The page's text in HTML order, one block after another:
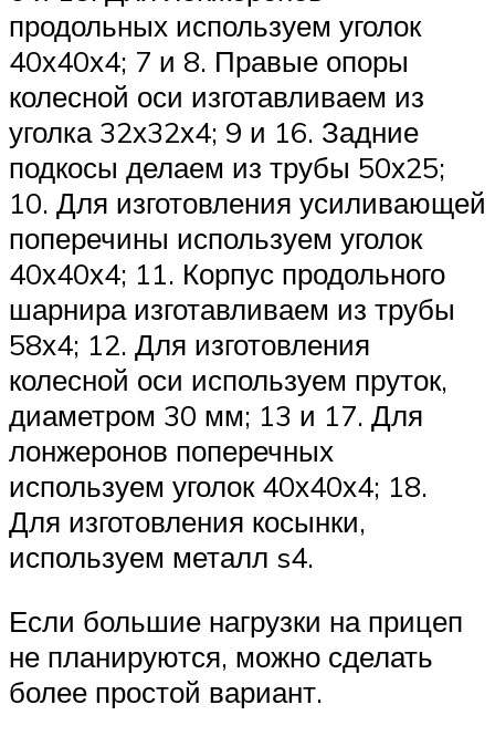
продольных используем уголок
40х40х4; 7 и 8. Правые опоры
колесной оси изготавливаем из
уголка 32х32х4; 9 и 16. Задние
подкосы делаем из трубы 50х25;
10. Для изготовления усиливающей
поперечины используем уголок
40х40х4; 11. Корпус продольного
шарнира изготавливаем из трубы
58х4; 12. Для изготовления
колесной оси используем пруток,
диаметром 30 мм; 13 и 17. Для
лонжеронов поперечных
используем уголок 40х40х4; 18.
Для изготовления косынки,
используем металл s4.
Если большие нагрузки на прицеп
не планируются, можно сделать
более простой вариант.